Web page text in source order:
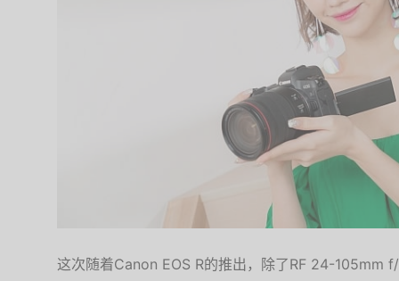
这次随着Canon EOS R的推出，除了RF 24-105mm